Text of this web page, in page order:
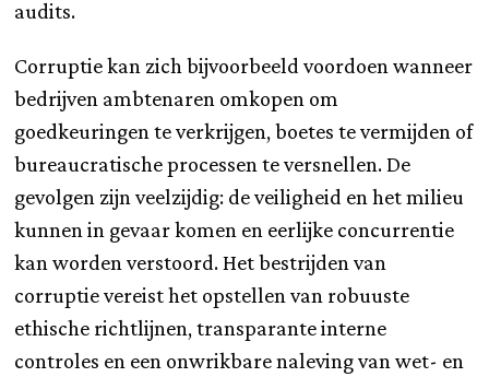
audits.
Corruptie kan zich bijvoorbeeld voordoen wanneer
bedrijven ambtenaren omkopen om
goedkeuringen te verkrijgen, boetes te vermijden of
bureaucratische processen te versnellen. De
gevolgen zijn veelzijdig: de veiligheid en het milieu
kunnen in gevaar komen en eerlijke concurrentie
kan worden verstoord. Het bestrijden van
corruptie vereist het opstellen van robuuste
ethische richtlijnen, transparante interne
controles en een onwrikbare naleving van wet- en